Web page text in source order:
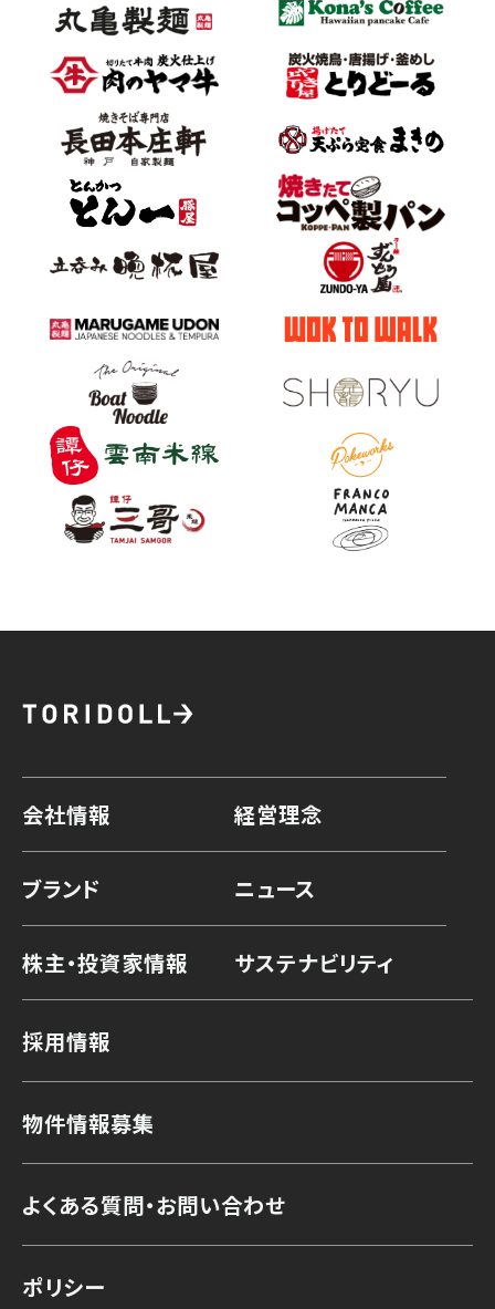
会社情報 経営理念
ブランド ニュース
株主・投資家情報 サステナビリティ
採用情報
物件情報募集
よくある質問・お問い合わせ
ポリシー